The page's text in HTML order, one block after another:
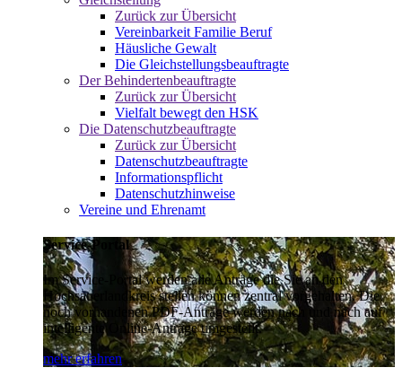
Zurück zur Übersicht
Vereinbarkeit Familie Beruf
Häusliche Gewalt
Die Gleichstellungsbeauftragte
Der Behindertenbeauftragte
Zurück zur Übersicht
Vielfalt bewegt den HSK
Die Datenschutzbeauftragte
Zurück zur Übersicht
Datenschutzbeauftragte
Informationspflicht
Datenschutzhinweise
Vereine und Ehrenamt
Service-Portal
Im Service-Portal werden alle Anträge die Sie an den
Hochsauerlandkreis stellen können zentral vorgehalten. Die
noch vorhandenen PDF-Anträge werden nach und nach auf
intelligente Online-Anträge umgestellt.
mehr erfahren